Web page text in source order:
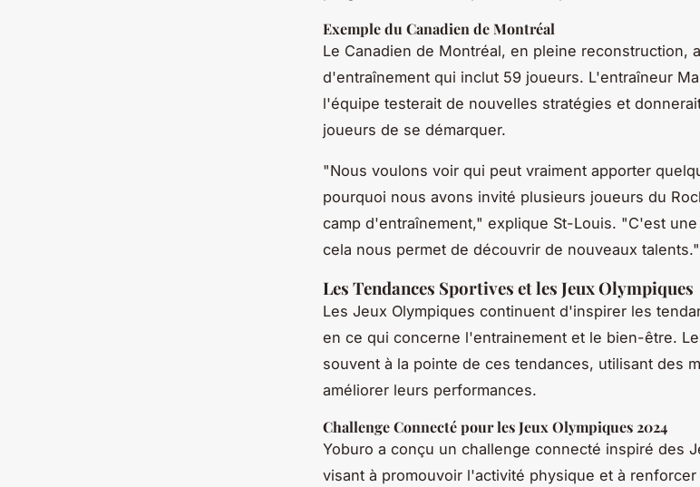
Exemple du Canadien de Montréal
Le Canadien de Montréal, en pleine reconstruction,
d'entraînement qui inclut 59 joueurs. L'entraîneur
l'équipe testerait de nouvelles stratégies et
joueurs de se démarquer.
"Nous voulons voir qui peut vraiment apporter
pourquoi nous avons invité plusieurs joueurs du
camp d'entraînement," explique St-Louis. "C'est
cela nous permet de découvrir de nouveaux talents."
Les Tendances Sportives et les Jeux Olympiques
Les Jeux Olympiques continuent d'inspirer les
en ce qui concerne l'entrainement et le bien-être.
souvent à la pointe de ces tendances, utilisant des
améliorer leurs performances.
Challenge Connecté pour les Jeux Olympiques 2024
Yoburo a conçu un challenge connecté inspiré des
visant à promouvoir l'activité physique et à